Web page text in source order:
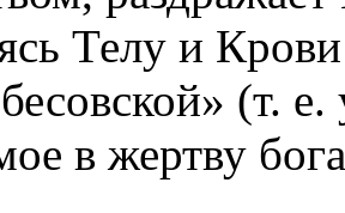
Телу и
(т.
в жертву